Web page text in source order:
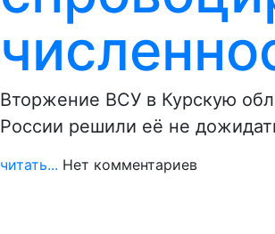
Вторжение ВСУ в Курскую
России решили её не
читать... Нет комментариев